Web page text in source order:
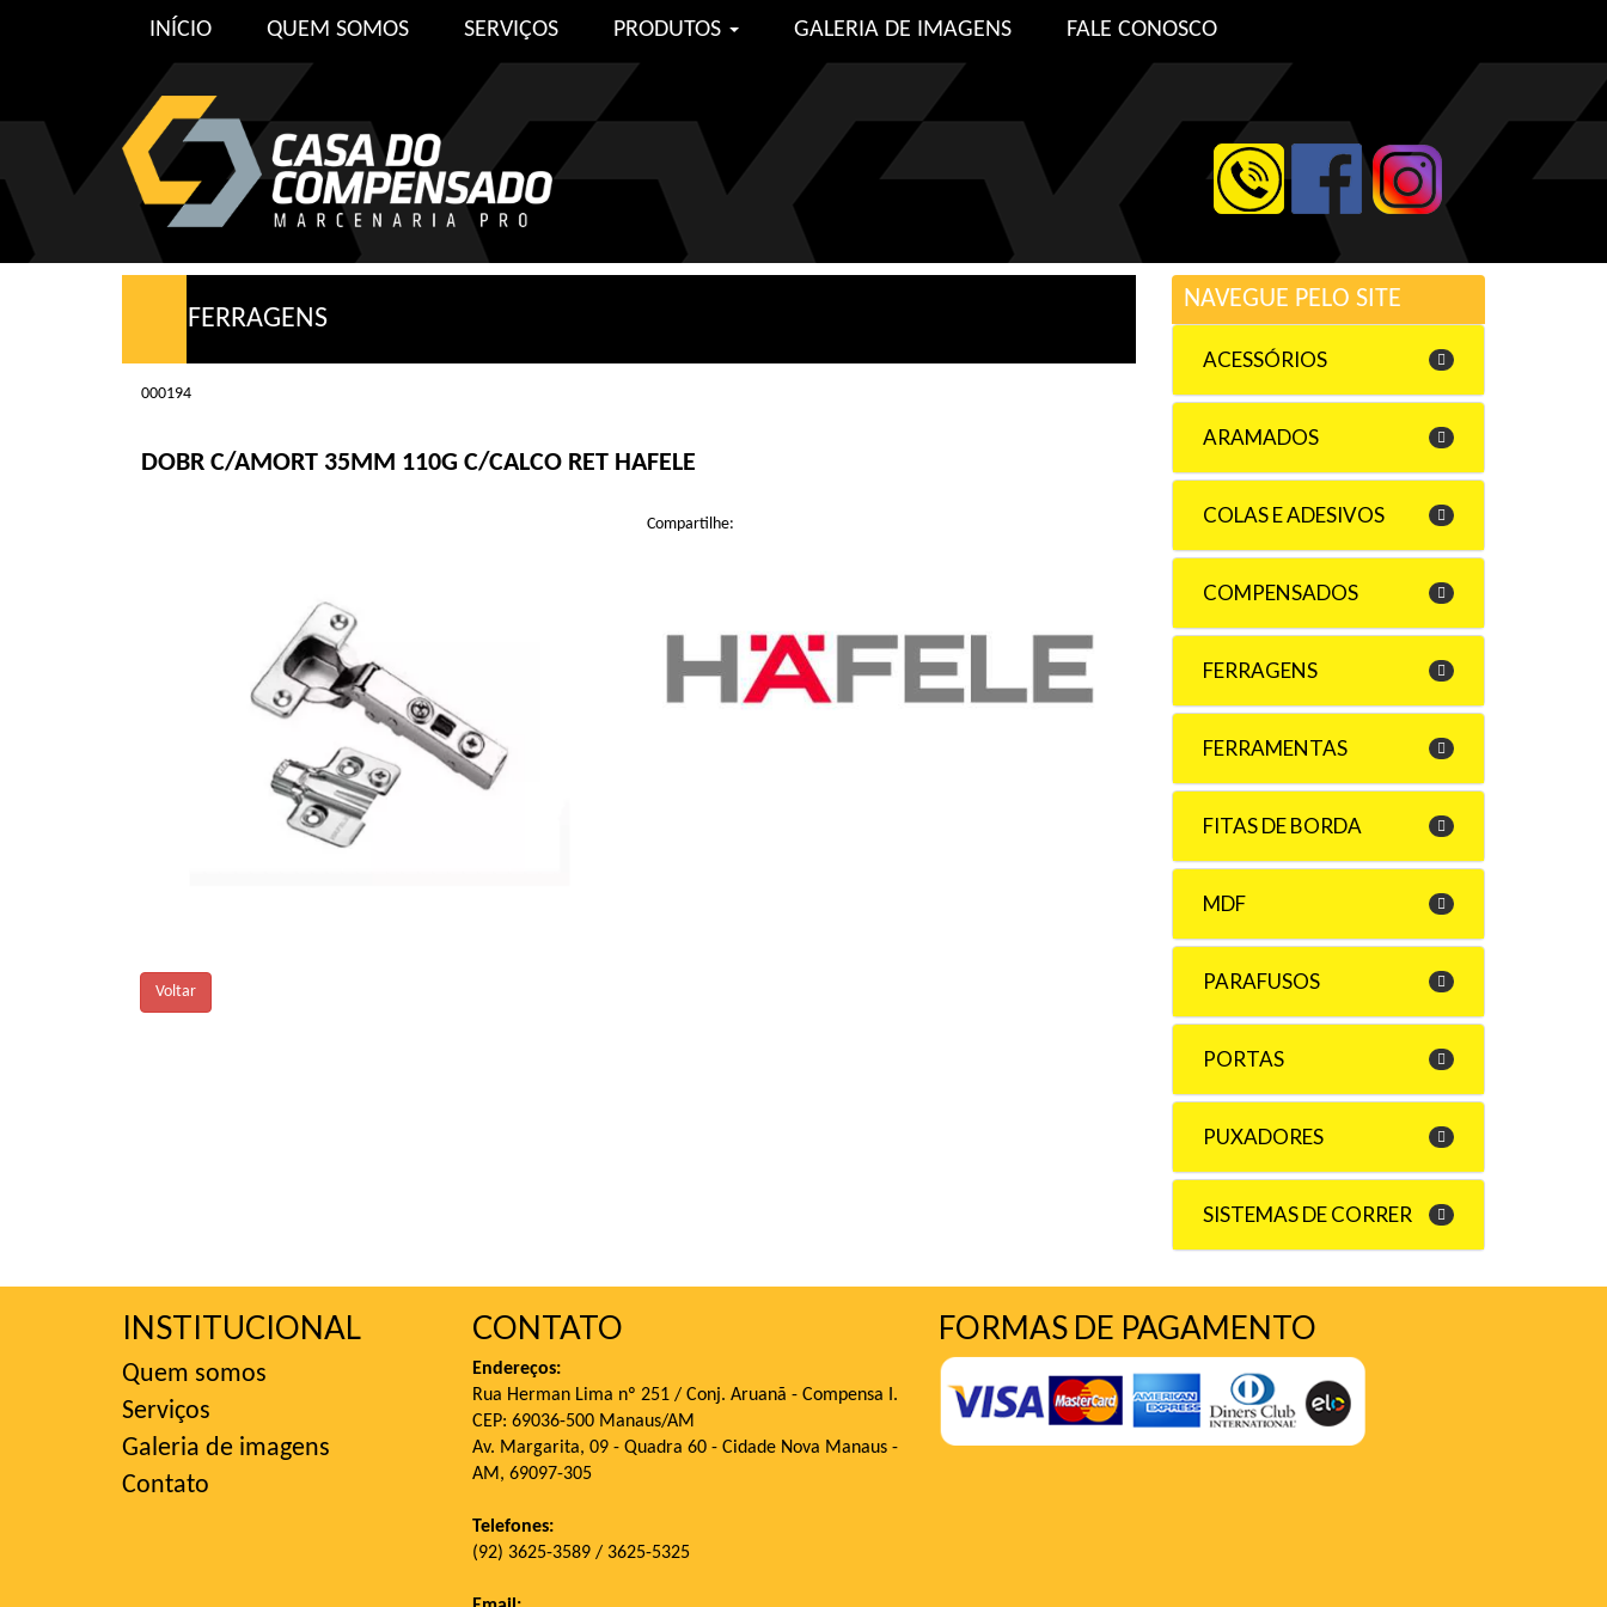
INÍCIO QUEM SOMOS SERVIÇOS PRODUTOS GALERIA DE IMAGENS FALE CONOSCO
FERRAGENS
000194
DOBR C/AMORT 35MM 110G C/CALCO RET HAFELE
Voltar
Compartilhe:
NAVEGUE PELO SITE
ACESSÓRIOS
ARAMADOS
COLAS E ADESIVOS
COMPENSADOS
FERRAGENS
FERRAMENTAS
FITAS DE BORDA
MDF
PARAFUSOS
PORTAS
PUXADORES
SISTEMAS DE CORRER
INSTITUCIONAL
Quem somos
Serviços
Galeria de imagens
Contato
CONTATO
Endereços:
Rua Herman Lima nº 251 / Conj. Aruanã - Compensa I.
CEP: 69036-500 Manaus/AM
Av. Margarita, 09 - Quadra 60 - Cidade Nova Manaus -
AM, 69097-305
Telefones:
(92) 3625-3589 / 3625-5325
FORMAS DE PAGAMENTO